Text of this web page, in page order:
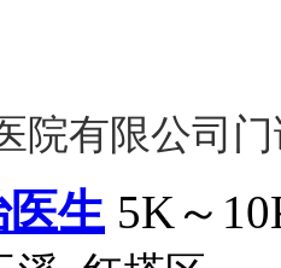
院有限公司
医生 5K～